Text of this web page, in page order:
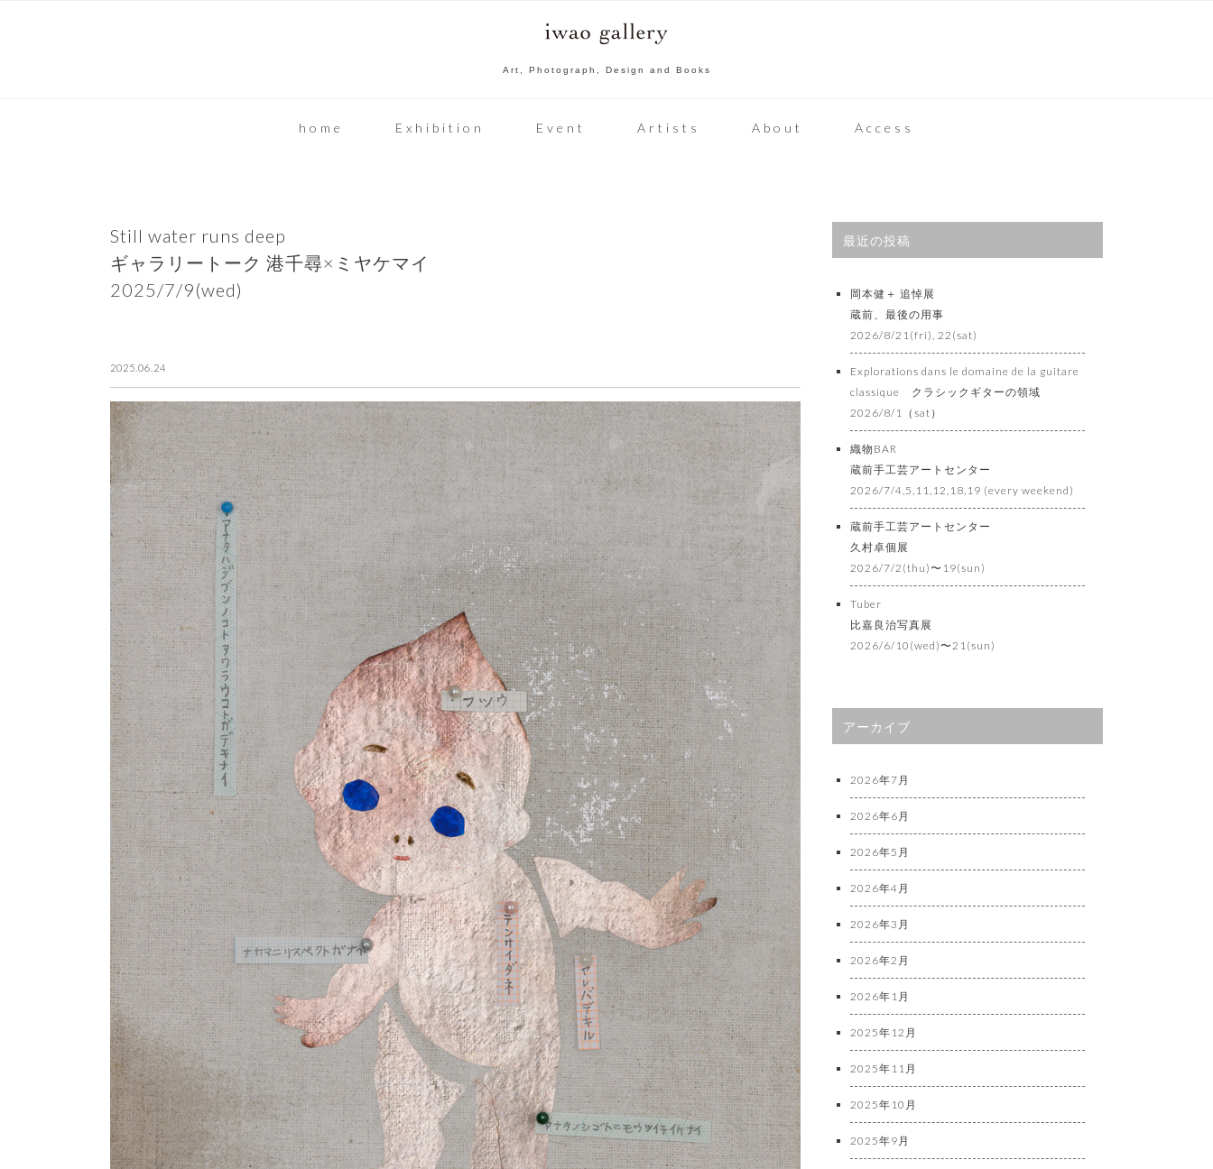
Art, Photograph, Design and Books
home Exhibition Event Artists About Access
Still water runs deep
ギャラリートーク 港千尋×ミヤケマイ
2025/7/9(wed)
2025.06.24
最近の投稿
岡本健＋ 追悼展
蔵前、最後の用事
2026/8/21(fri), 22(sat)
Explorations dans le domaine de la guitare
classique クラシックギターの領域
2026/8/1（sat）
織物BAR
蔵前手工芸アートセンター
2026/7/4,5,11,12,18,19 (every weekend)
蔵前手工芸アートセンター
久村卓個展
2026/7/2(thu)〜19(sun)
Tuber
比嘉良治写真展
2026/6/10(wed)〜21(sun)
アーカイブ
2026年7月
2026年6月
2026年5月
2026年4月
2026年3月
2026年2月
2026年1月
2025年12月
2025年11月
2025年10月
2025年9月